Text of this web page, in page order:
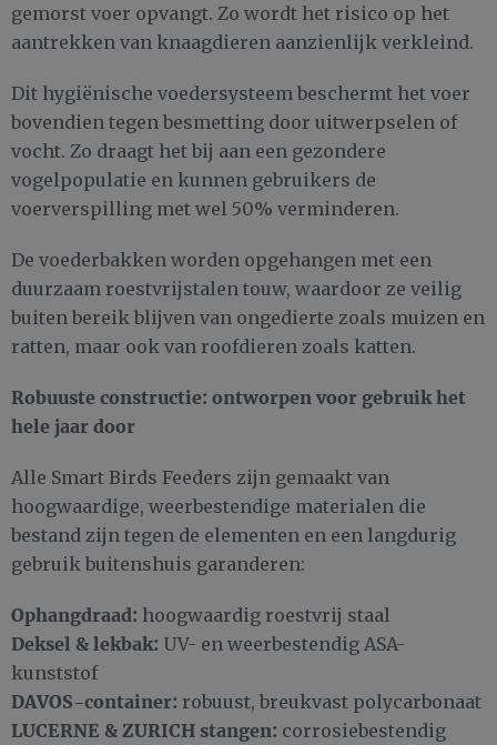
gemorst voer opvangt. Zo wordt het risico op het
aantrekken van knaagdieren aanzienlijk verkleind.
Dit hygiënische voedersysteem beschermt het voer
bovendien tegen besmetting door uitwerpselen of
vocht. Zo draagt ​​het bij aan een gezondere
vogelpopulatie en kunnen gebruikers de
voerverspilling met wel 50% verminderen.
De voederbakken worden opgehangen met een
duurzaam roestvrijstalen touw, waardoor ze veilig
buiten bereik blijven van ongedierte zoals muizen en
ratten, maar ook van roofdieren zoals katten.
Robuuste constructie: ontworpen voor gebruik het
hele jaar door
Alle Smart Birds Feeders zijn gemaakt van
hoogwaardige, weerbestendige materialen die
bestand zijn tegen de elementen en een langdurig
gebruik buitenshuis garanderen:
Ophangdraad: hoogwaardig roestvrij staal
Deksel & lekbak: UV- en weerbestendig ASA-
kunststof
DAVOS-container: robuust, breukvast polycarbonaat
LUCERNE & ZURICH stangen: corrosiebestendig